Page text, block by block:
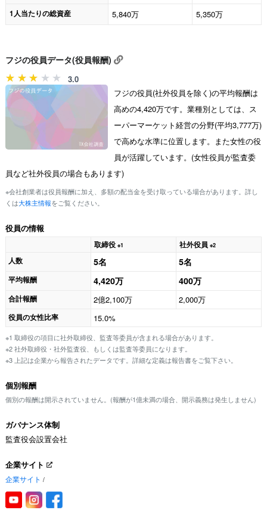
1人当たりの総資産 5,840万 5,350万
フジの役員データ(役員報酬)
3.0
フジの役員(社外役員を除く)の平均報酬は
高めの4,420万です。業種別としては、ス
ーパーマーケット経営の分野(平均3,777万)
で高めな水準に位置します。また女性の役
員が活躍しています。(女性役員が監査委
員など社外役員の場合もあります)
※会社創業者は役員報酬に加え、多額の配当金を受け取っている場合があります。詳し
くは大株主情報をご覧ください。
役員の情報
取締役 ※1 社外役員 ※2
人数 5名 5名
平均報酬 4,420万 400万
合計報酬 2億2,100万 2,000万
役員の女性比率 15.0%
※1 取締役の項目に社外取締役、監査等委員が含まれる場合があります。
※2 社外取締役・社外監査役、もしくは監査等委員になります。
※3 上記は企業から報告されたデータです。詳細な定義は報告書をご覧下さい。
個別報酬
個別の報酬は開示されていません。(報酬が1億未満の場合、開示義務は発生しません)
ガバナンス体制
監査役会設置会社
企業サイト
企業サイト /